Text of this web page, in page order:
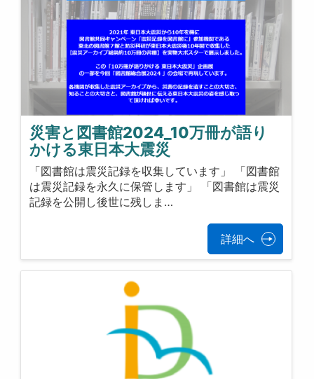
災害と図書館2024_10万冊が語り
かける東日本大震災
「図書館は震災記録を収集しています」 「図書館
は震災記録を永久に保管します」 「図書館は震災
記録を公開し後世に残しま…
詳細へ